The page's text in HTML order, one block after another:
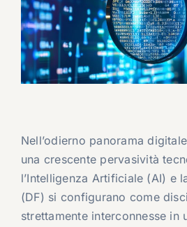
Nell’odierno panorama
una crescente pervasività
l’Intelligenza Artificiale (AI) e
(DF) si configurano come
strettamente interconnesse in